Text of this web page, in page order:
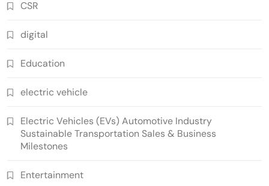
CSR
digital
Education
electric vehicle
Electric Vehicles (EVs) Automotive Industry
Sustainable Transportation Sales & Business
Milestones
Entertainment